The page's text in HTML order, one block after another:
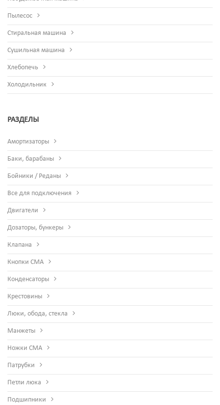
Пылесос
Стиральная машина
Сушильная машина
Хлебопечь
Холодильник
РАЗДЕЛЫ
Амортизаторы
Баки, барабаны
Бойники / Реданы
Все для подключения
Двигатели
Дозаторы, бункеры
Клапана
Кнопки СМА
Конденсаторы
Крестовины
Люки, обода, стекла
Манжеты
Ножки СМА
Патрубки
Петли люка
Подшипники